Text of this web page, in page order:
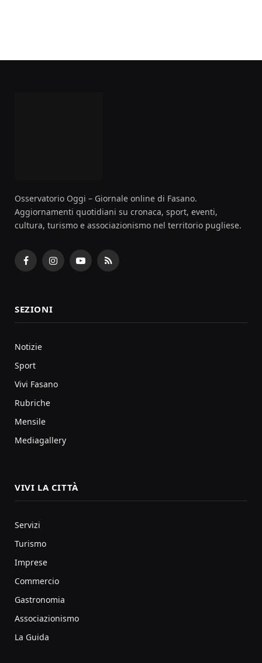
Osservatorio Oggi – Giornale online di Fasano.
Aggiornamenti quotidiani su cronaca, sport, eventi,
cultura, turismo e associazionismo nel territorio pugliese.
FacebookInstagramYouTubeRSS
SEZIONI
Notizie
Sport
Vivi Fasano
Rubriche
Mensile
Mediagallery
VIVI LA CITTÀ
Servizi
Turismo
Imprese
Commercio
Gastronomia
Associazionismo
La Guida